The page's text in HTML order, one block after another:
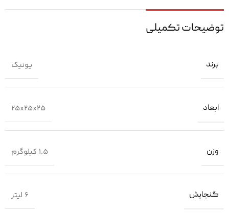
توضیحات تکمیلی
برند یونیک
ابعاد ۲۵x۲۵x۲۵
وزن 1.5 کیلوگرم
گنجایش 6 لیتر